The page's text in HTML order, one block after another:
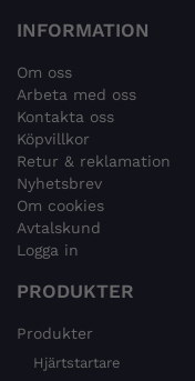
INFORMATION
Om oss
Arbeta med oss
Kontakta oss
Köpvillkor
Retur & reklamation
Nyhetsbrev
Om cookies
Avtalskund
Logga in
PRODUKTER
Produkter
Hjärtstartare